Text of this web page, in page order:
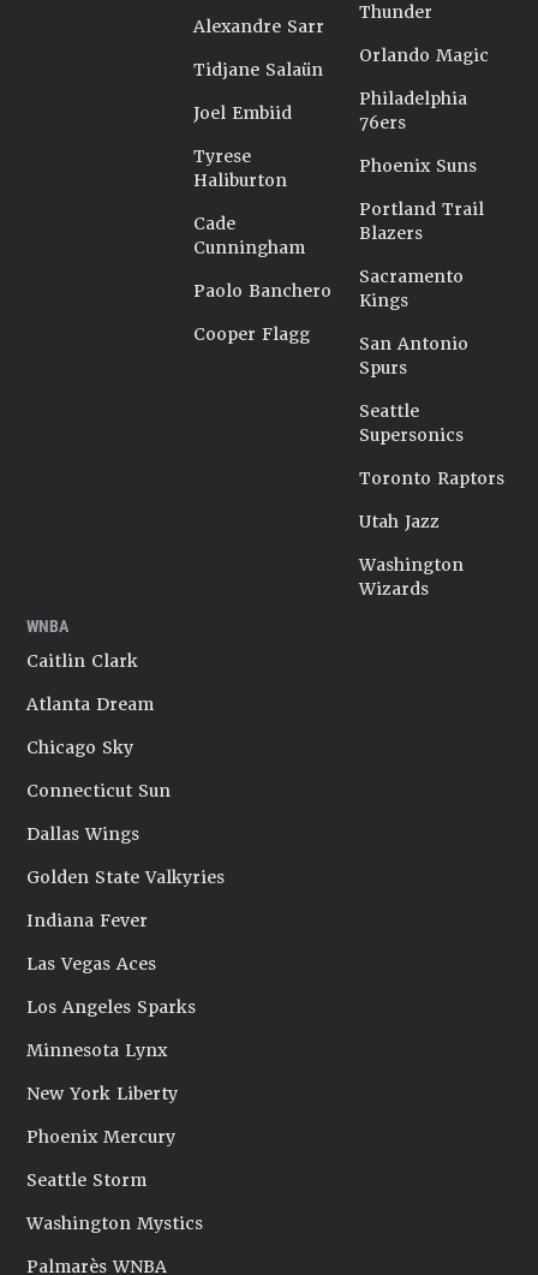
Alexandre Sarr
Tidjane Salaün
Joel Embiid
Tyrese
Haliburton
Cade
Cunningham
Paolo Banchero
Cooper Flagg
Thunder
Orlando Magic
Philadelphia
76ers
Phoenix Suns
Portland Trail
Blazers
Sacramento
Kings
San Antonio
Spurs
Seattle
Supersonics
Toronto Raptors
Utah Jazz
Washington
Wizards
WNBA
Caitlin Clark
Atlanta Dream
Chicago Sky
Connecticut Sun
Dallas Wings
Golden State Valkyries
Indiana Fever
Las Vegas Aces
Los Angeles Sparks
Minnesota Lynx
New York Liberty
Phoenix Mercury
Seattle Storm
Washington Mystics
Palmarès WNBA